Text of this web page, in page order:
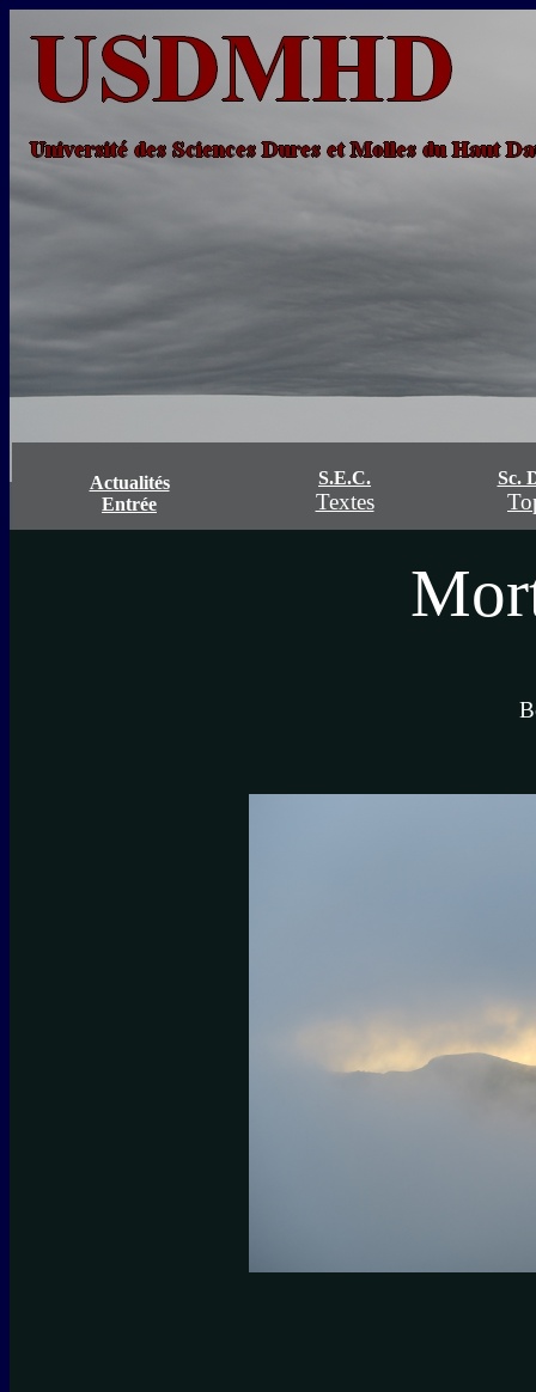
Actualités
Entrée
S.E.C.
Textes
Sc.